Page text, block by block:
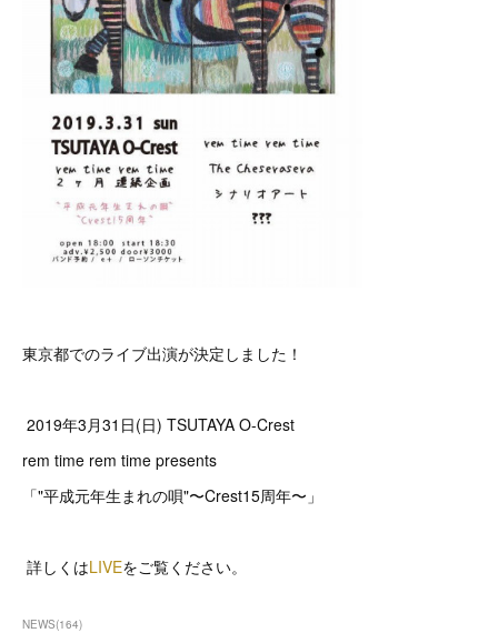
東京都でのライブ出演が決定しました！
2019年‪3月31日(日) TSUTAYA O-Crest
rem time rem time presents
「"平成元年生まれの唄"〜Crest15周年〜」
詳しくはLIVEをご覧ください。
NEWS(164)